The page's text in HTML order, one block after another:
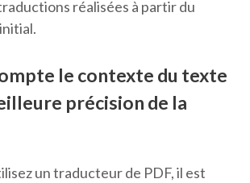
réalisées à partir du
le contexte du texte
précision de la
un traducteur de PDF, il est